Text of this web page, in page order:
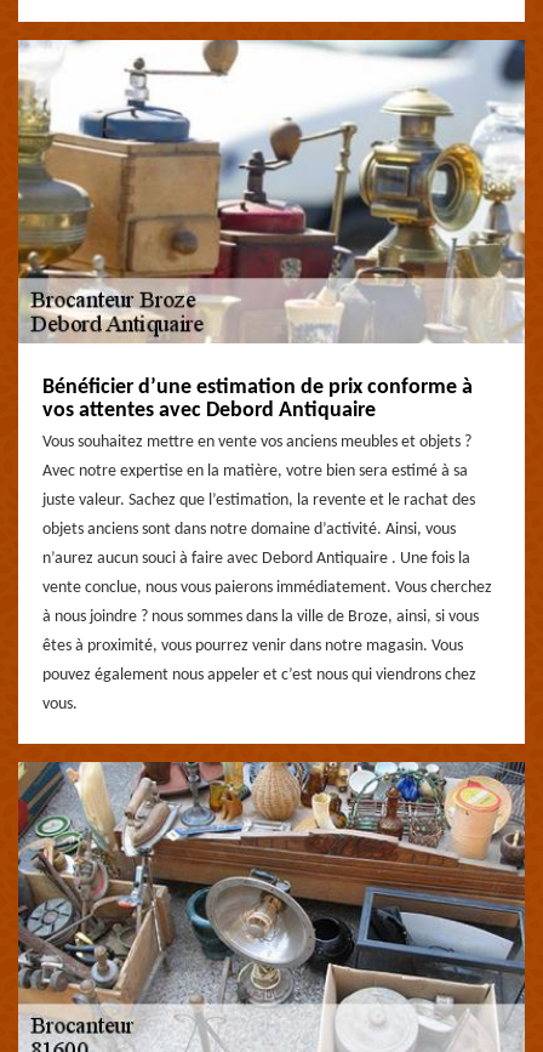
Bénéficier d’une estimation de prix conforme à
vos attentes avec Debord Antiquaire
Vous souhaitez mettre en vente vos anciens meubles et objets ?
Avec notre expertise en la matière, votre bien sera estimé à sa
juste valeur. Sachez que l’estimation, la revente et le rachat des
objets anciens sont dans notre domaine d’activité. Ainsi, vous
n’aurez aucun souci à faire avec Debord Antiquaire . Une fois la
vente conclue, nous vous paierons immédiatement. Vous cherchez
à nous joindre ? nous sommes dans la ville de Broze, ainsi, si vous
êtes à proximité, vous pourrez venir dans notre magasin. Vous
pouvez également nous appeler et c’est nous qui viendrons chez
vous.